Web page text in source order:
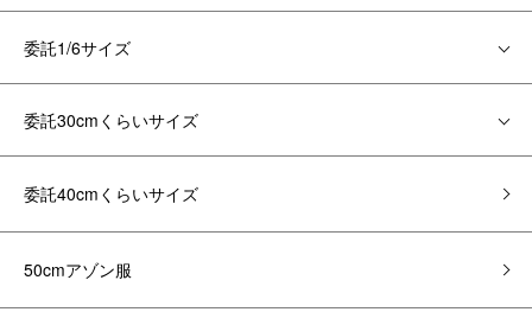
委託1/6サイズ
委託30cmくらいサイズ
委託40cmくらいサイズ
50cmアゾン服